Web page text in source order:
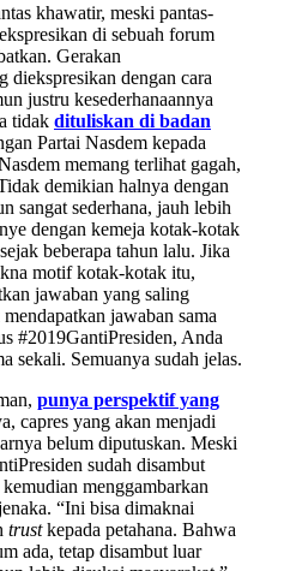
khawatir, meski pantas-
di sebuah forum
Gerakan
diekspresikan dengan cara
justru kesederhanaannya
tidak dituliskan di badan
Partai Nasdem kepada
memang terlihat gagah,
demikian halnya dengan
sangat sederhana, jauh lebih
dengan kemeja kotak-kotak
beberapa tahun lalu. Jika
motif kotak-kotak itu,
jawaban yang saling
jawaban sama
#2019GantiPresiden, Anda
sekali. Semuanya sudah jelas.
punya perspektif yang
capres yang akan menjadi
belum diputuskan. Meski
sudah disambut
menggambarkan
“Ini bisa dimaknai
trustkepada petahana. Bahwa
ada, tetap disambut luar